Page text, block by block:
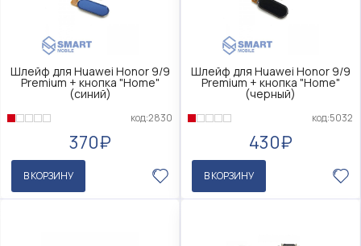
Шлейф для Huawei Honor 9/9
Premium + кнопка "Home"
(синий)
код:2830
370₽
В КОРЗИНУ
Шлейф для Huawei Honor 9/9
Premium + кнопка "Home"
(черный)
код:5032
430₽
В КОРЗИНУ